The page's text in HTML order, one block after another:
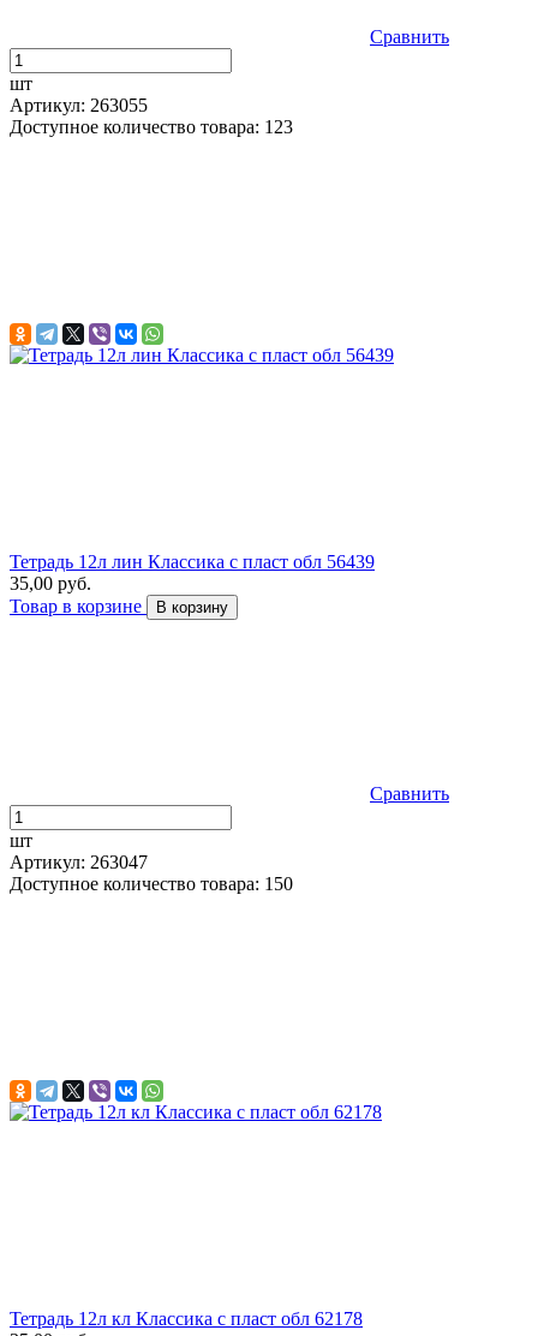
Сравнить
шт
Артикул: 263055
Доступное количество товара: 123
Тетрадь 12л лин Классика с пласт обл 56439
35,00 руб.
Товар в корзине
В корзину
Сравнить
шт
Артикул: 263047
Доступное количество товара: 150
Тетрадь 12л кл Классика с пласт обл 62178